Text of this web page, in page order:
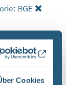
Cookies
BGE